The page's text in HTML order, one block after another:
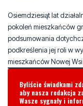
podkreślenia jej roli w
mieszkańców Nowej
Byliście świadkami
aby nasza redakcja
Wasze sygnały i
telefonu729 715 670